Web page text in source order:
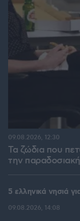
Τα ζώδια που
την
09.08.2026, 12:30
5 ελληνικά νησιά
09.08.2026, 14:08